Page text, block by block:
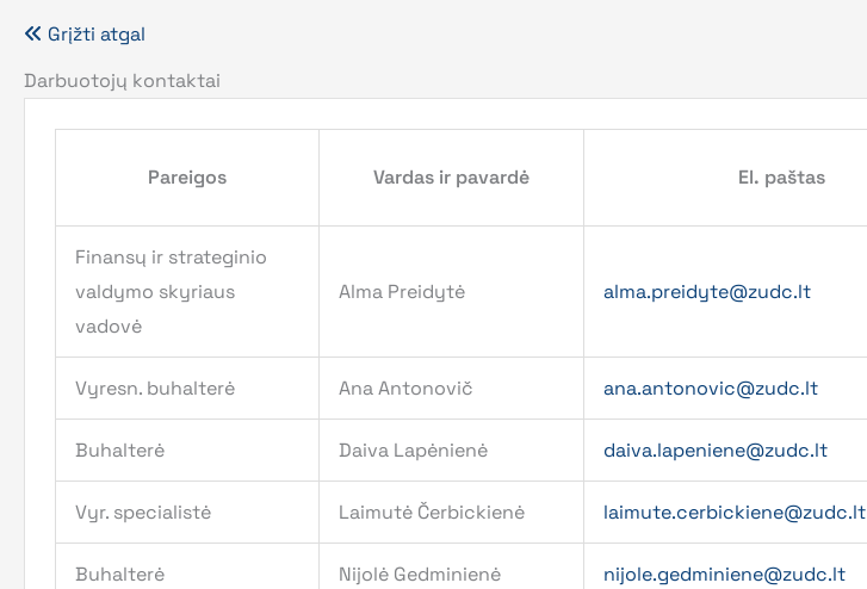
Grįžti atgal
Darbuotojų kontaktai
Pareigos Vardas ir pavardė El. paštas
Finansų ir strateginio
valdymo skyriaus
vadovė
Alma Preidytė alma.preidyte@zudc.lt
Vyresn. buhalterė Ana Antonovič ana.antonovic@zudc.lt
Buhalterė Daiva Lapėnienė daiva.lapeniene@zudc.lt
Vyr. specialistė Laimutė Čerbickienė laimute.cerbickiene@zudc.lt
Buhalterė Nijolė Gedminienė nijole.gedminiene@zudc.lt